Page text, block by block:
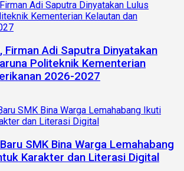
Firman Adi Saputra Dinyatakan
Politeknik Kementerian
2026-2027
SMK Bina Warga Lemahabang
Karakter dan Literasi Digital